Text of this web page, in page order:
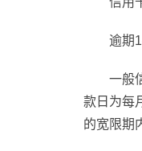
逾期
一般
款日为每
的宽限期